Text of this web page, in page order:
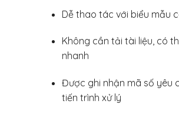
Dễ thao tác với biểu mẫu
Không cần tải tài liệu, có
nhanh
Được ghi nhận mã số yêu
tiến trình xử lý